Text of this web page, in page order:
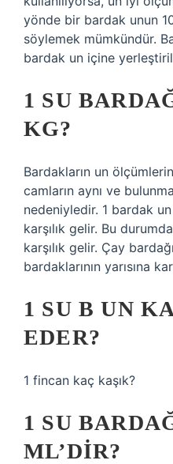
yönde bir bardak unun
söylemek mümkündür.
bardak un içine
1 SU
KG?
Bardakların un
camların aynı ve
nedeniyledir. 1 bardak un
karşılık gelir. Bu
karşılık gelir. Çay
bardaklarının yarısına
1 SU B UN
EDER?
1 fincan kaç kaşık?
1 SU
ML’DIR?